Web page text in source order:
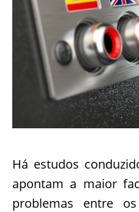
Há estudos
apontam a maior
problemas entre